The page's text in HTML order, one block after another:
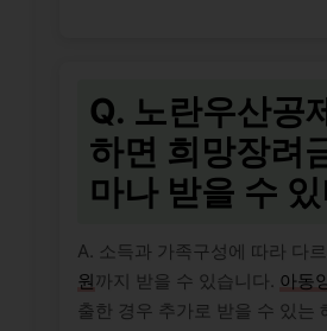
Q. 노란우산공
하면 희망장려
마나 받을 수
A. 소득과 가족구성에 따라 다
원까지 받을 수 있습니다. 아동
출한 경우 추가로 받을 수 있는